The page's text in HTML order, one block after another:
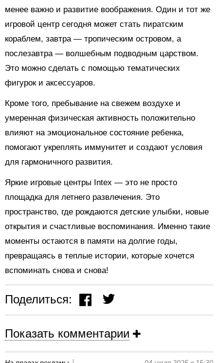
менее важно и развитие воображения. Один и тот же
игровой центр сегодня может стать пиратским
кораблем, завтра — тропическим островом, а
послезавтра — волшебным подводным царством.
Это можно сделать с помощью тематических
фигурок и аксессуаров.
Кроме того, пребывание на свежем воздухе и
умеренная физическая активность положительно
влияют на эмоциональное состояние ребенка,
помогают укреплять иммунитет и создают условия
для гармоничного развития.
Яркие игровые центры Intex — это не просто
площадка для летнего развлечения. Это
пространство, где рождаются детские улыбки, новые
открытия и счастливые воспоминания. Именно такие
моменты остаются в памяти на долгие годы,
превращаясь в теплые истории, которые хочется
вспоминать снова и снова!
Поделиться:
Показать комментарии